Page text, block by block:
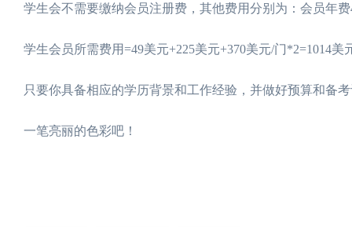
学生会不需要缴纳会员注册费，其他费用分别为：会员年
学生会员所需费用=49美元+225美元+370美元/门*2=1014美
只要你具备相应的学历背景和工作经验，并做好预算和备
一笔亮丽的色彩吧！